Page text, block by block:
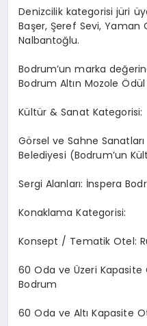
Denizcilik kategorisi jüri
Başer, Şeref Sevi, Yaman
Nalbantoğlu.
Bodrum’un marka
Bodrum Altın Mozole Ödül
Kültür & Sanat Kategorisi:
Görsel ve Sahne
Belediyesi (Bodrum’un
Sergi Alanları: İnspera
Konaklama Kategorisi:
Konsept / Tematik Otel:
60 Oda ve Üzeri
Bodrum
60 Oda ve Altı Kapasite